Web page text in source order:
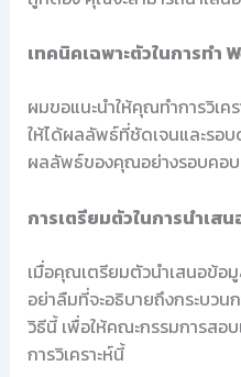
เทคนิคเฉพาะตัวในการทำ
ผมขอแนะนำให้คุณทำการวิเ
ให้ได้ผลลัพธ์ที่ชัดเจนและรอ
ผลลัพธ์ของคุณอย่างรอบคอบ
การเตรียมตัวในการนำเสน
เมื่อคุณเตรียมตัวนำเสนอข้อมู
อย่าลืมที่จะอธิบายถึงกระบว
วิธีนี้ เพื่อให้คณะกรรมการสอ
การวิเคราะห์นี้